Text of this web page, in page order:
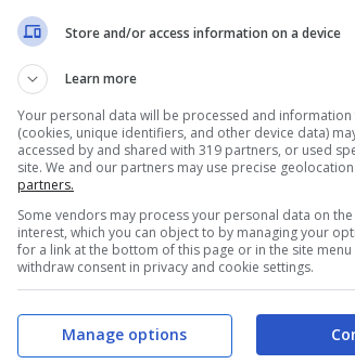
a spaventare i cittadini – e ciò
un’abitazione, o di stipulare un
il bilancio familiare mensile.
molto conveniente, sul
deve prestare non poca
concreta: ci riferiamo ai cosiddetti
l’ignaro interessato all’acquisto e a
Store and/or access information on a device
Learn more
Your personal data will be processed and
(cookies, unique identifiers, and other device data)
accessed by and shared with 319 partners, or used
site. We and our partners may use precise
partners.
Some vendors may process your personal data on
interest, which you can object to by managing your
for a link at the bottom of this page or in the site
withdraw consent in privacy and cookie settings.
Manage options